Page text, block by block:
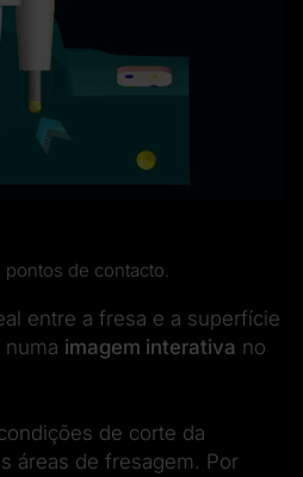
pontos de contacto.
entre a fresa e a superfície
imagem interativa no
de corte da
áreas de fresagem. Por